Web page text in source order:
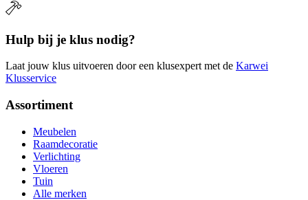
Hulp bij je klus nodig?
Laat jouw klus uitvoeren door een klusexpert met de Karwei
Klusservice
Assortiment
Meubelen
Raamdecoratie
Verlichting
Vloeren
Tuin
Alle merken